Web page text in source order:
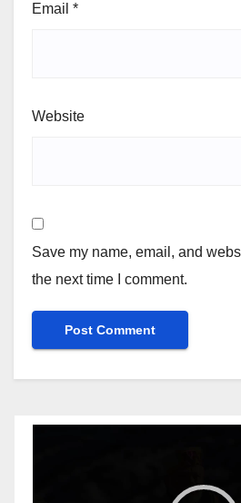
Email *
Website
Save my name, email, and
the next time I comment.